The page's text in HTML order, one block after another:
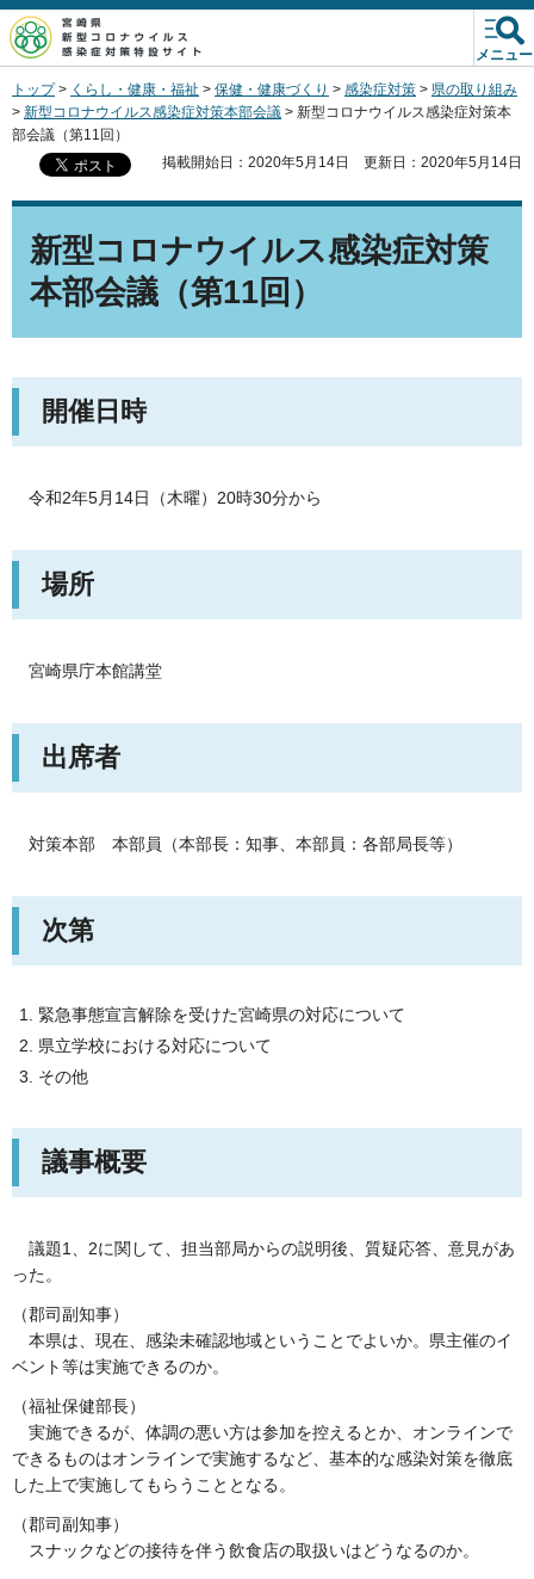
宮崎県新型コロナウイルス
感染症対策特設サイト
メニュー
トップ> くらし・健康・福祉 > 保健・健康づくり > 感染症対策 > 県の取り組み
> 新型コロナウイルス感染症対策本部会議 > 新型コロナウイルス感染症対策本
部会議（第11回）
掲載開始日：2020年5月14日
更新日：2020年5月14日
新型コロナウイルス感染症対策
本部会議（第11回）
開催日時
令和2年5月14日（木曜）20時30分から
場所
宮崎県庁本館講堂
出席者
対策本部 本部員 （本部長：知事、本部員：各部局長等）
次第
緊急事態宣言解除を受けた宮崎県の対応について
県立学校における対応について
その他
議事概要
議題1、2に関して、担当部局からの説明後、質疑応答、意見があ
った。
（郡司副知事）
本県は、現在、感染未確認地域ということでよいか。県主催のイ
ベント等は実施できるのか。
（福祉保健部長）
実施できるが、体調の悪い方は参加を控えるとか、オンラインで
できるものはオンラインで実施するなど、基本的な感染対策を徹底
した上で実施してもらうこととなる。
（郡司副知事）
スナックなどの接待を伴う飲食店の取扱いはどうなるのか。